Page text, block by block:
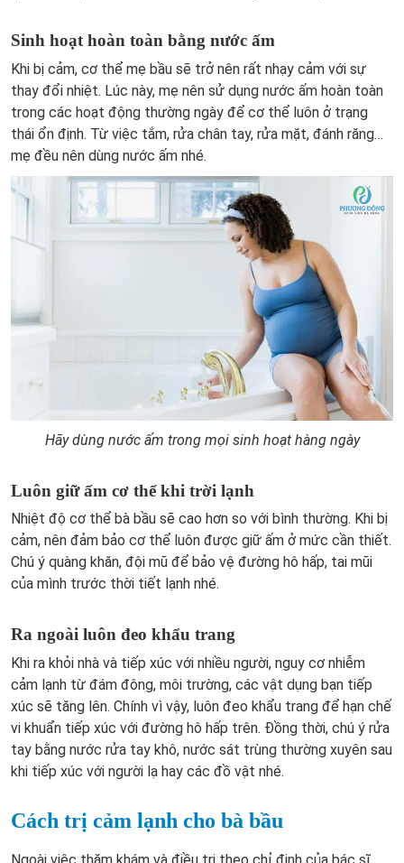
Sinh hoạt hoàn toàn bằng nước ấm
Khi bị cảm, cơ thể mẹ bầu sẽ trở nên rất nhạy cảm với sự
thay đổi nhiệt. Lúc này, mẹ nên sử dụng nước ấm hoàn toàn
trong các hoạt động thường ngày để cơ thể luôn ở trạng
thái ổn định. Từ việc tắm, rửa chân tay, rửa mặt, đánh răng…
mẹ đều nên dùng nước ấm nhé.
Hãy dùng nước ấm trong mọi sinh hoạt hàng ngày
Luôn giữ ấm cơ thể khi trời lạnh
Nhiệt độ cơ thể bà bầu sẽ cao hơn so với bình thường. Khi bị
cảm, nên đảm bảo cơ thể luôn được giữ ấm ở mức cần thiết.
Chú ý quàng khăn, đội mũ để bảo vệ đường hô hấp, tai mũi
của mình trước thời tiết lạnh nhé.
Ra ngoài luôn đeo khẩu trang
Khi ra khỏi nhà và tiếp xúc với nhiều người, nguy cơ nhiễm
cảm lạnh từ đám đông, môi trường, các vật dụng bạn tiếp
xúc sẽ tăng lên. Chính vì vậy, luôn đeo khẩu trang để hạn chế
vi khuẩn tiếp xúc với đường hô hấp trên. Đồng thời, chú ý rửa
tay bằng nước rửa tay khô, nước sát trùng thường xuyên sau
khi tiếp xúc với người lạ hay các đồ vật nhé.
Cách trị cảm lạnh cho bà bầu